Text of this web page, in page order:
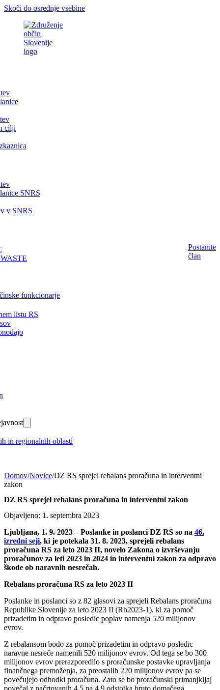
Skoči do osrednje vsebine
cilji
SNRS
v SNRS
funkcionarje
listu RS
in regionalnih oblasti
Postanite
član
Domov/Novice/DZ RS sprejel rebalans proračuna in interventni
zakon
DZ RS sprejel rebalans proračuna in interventni zakon
Objavljeno: 1. septembra 2023
Ljubljana, 1. 9. 2023 – Poslanke in poslanci DZ RS so na 46.
izredni seji, ki je potekala 31. 8. 2023, sprejeli rebalans
proračuna RS za leto 2023 II, novelo Zakona o izvrševanju
proračunov za leti 2023 in 2024 in interventni zakon za odpravo
škode ob naravnih nesrečah.
Rebalans proračuna RS za leto 2023 II
Poslanke in poslanci so z 82 glasovi za sprejeli Rebalans proračuna
Republike Slovenije za leto 2023 II (Rb2023-1), ki za pomoč
prizadetim in odpravo posledic poplav namenja 520 milijonov
evrov.
Z rebalansom bodo za pomoč prizadetim in odpravo posledic
naravne nesreče namenili 520 milijonov evrov. Od tega se bo 300
milijonov evrov prerazporedilo s proračunske postavke upravljanja
finančnega premoženja, za preostalih 220 milijonov evrov pa se
povečujejo odhodki proračuna. Zato se bo proračunski primanjkljaj
povečal z načrtovanih 4,5 na 4,9 odstotka bruto domačega